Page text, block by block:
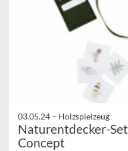
03.05.24 – Holzspielzeug
Naturentdecker-Set
Concept